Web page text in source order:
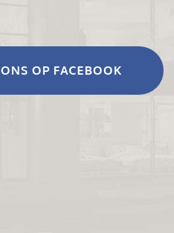
OP FACEBOOK